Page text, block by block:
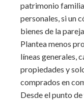
patrimonio
personales, si un
bienes de la
Plantea menos
líneas generales,
propiedades y
comprados en
Desde el punto